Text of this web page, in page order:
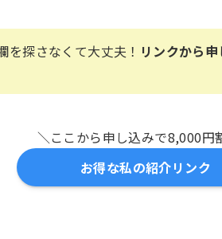
を探さなくて大丈夫！ リンクから
＼ここから申し込みで8,000円
お得な私の紹介リンク